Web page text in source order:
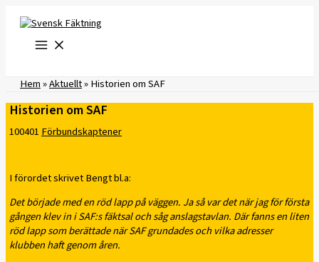
innehåll
Hem»Aktuellt»Historien om SAF
Historien om SAF
100401Förbundskaptener
I förordet skrivet Bengt bl.a:
Det började med en röd lapp på väggen. Ja så var det när jag för första
gången klev in i SAF:s fäktsal och såg anslagstavlan. Där fanns en liten
röd lapp som berättade när SAF grundades och vilka adresser
klubben haft genom åren.